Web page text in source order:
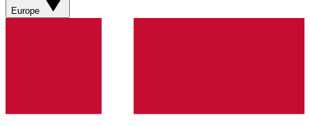
Europe